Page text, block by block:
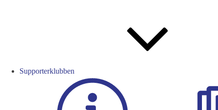
Supporterklubben